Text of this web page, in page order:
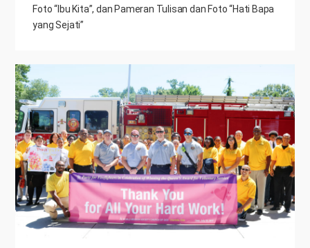
Foto “Ibu Kita”, dan Pameran Tulisan dan Foto “Hati Bapa
yang Sejati”